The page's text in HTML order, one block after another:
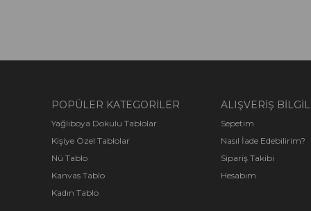
POPÜLER KATEGORİLER
Yağlıboya Dokulu Tablolar
Kişiye Özel Tablolar
Nü Tablo
Kanvas Tablo
Kadın Tablo
ALIŞVERİŞ
Sepetim
Nasıl İade Edebilirim?
Sipariş Takibi
Hesabım